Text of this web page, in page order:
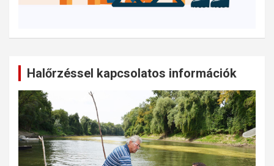
Halőrzéssel kapcsolatos információk